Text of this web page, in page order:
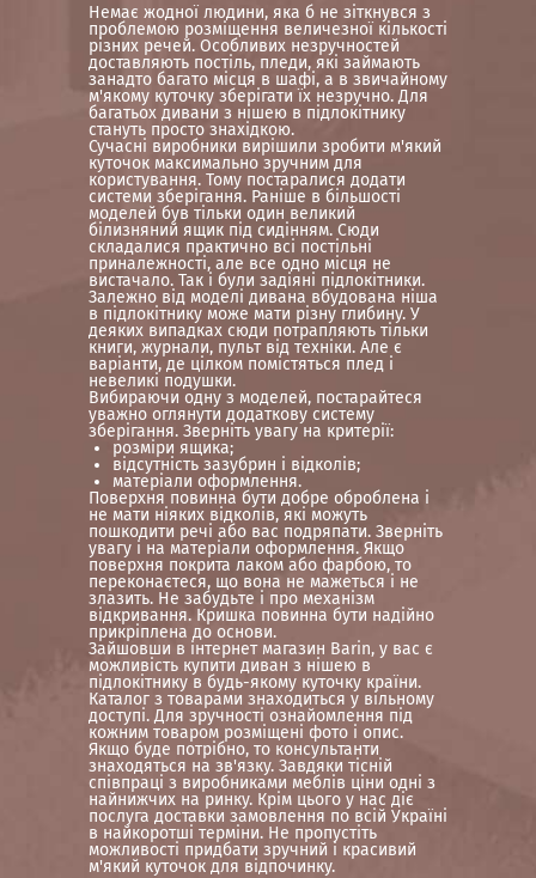
Немає жодної людини, яка б не зіткнувся з
проблемою розміщення величезної кількості
різних речей. Особливих незручностей
доставляють постіль, пледи, які займають
занадто багато місця в шафі, а в звичайному
м'якому куточку зберігати їх незручно. Для
багатьох дивани з нішею в підлокітнику
стануть просто знахідкою.
Сучасні виробники вирішили зробити м'який
куточок максимально зручним для
користування. Тому постаралися додати
системи зберігання. Раніше в більшості
моделей був тільки один великий
білизняний ящик під сидінням. Сюди
складалися практично всі постільні
приналежності, але все одно місця не
вистачало. Так і були задіяні підлокітники.
Залежно від моделі дивана вбудована ніша
в підлокітнику може мати різну глибину. У
деяких випадках сюди потрапляють тільки
книги, журнали, пульт від техніки. Але є
варіанти, де цілком помістяться плед і
невеликі подушки.
Вибираючи одну з моделей, постарайтеся
уважно оглянути додаткову систему
зберігання. Зверніть увагу на критерії:
розміри ящика;
відсутність зазубрин і відколів;
матеріали оформлення.
Поверхня повинна бути добре оброблена і
не мати ніяких відколів, які можуть
пошкодити речі або вас подряпати. Зверніть
увагу і на матеріали оформлення. Якщо
поверхня покрита лаком або фарбою, то
переконаєтеся, що вона не мажеться і не
злазить. Не забудьте і про механізм
відкривання. Кришка повинна бути надійно
прикріплена до основи.
Зайшовши в інтернет магазин Barin, у вас є
можливість купити диван з нішею в
підлокітнику в будь-якому куточку країни.
Каталог з товарами знаходиться у вільному
доступі. Для зручності ознайомлення під
кожним товаром розміщені фото і опис.
Якщо буде потрібно, то консультанти
знаходяться на зв'язку. Завдяки тісній
співпраці з виробниками меблів ціни одні з
найнижчих на ринку. Крім цього у нас діє
послуга доставки замовлення по всій Україні
в найкоротші терміни. Не пропустіть
можливості придбати зручний і красивий
м'який куточок для відпочинку.